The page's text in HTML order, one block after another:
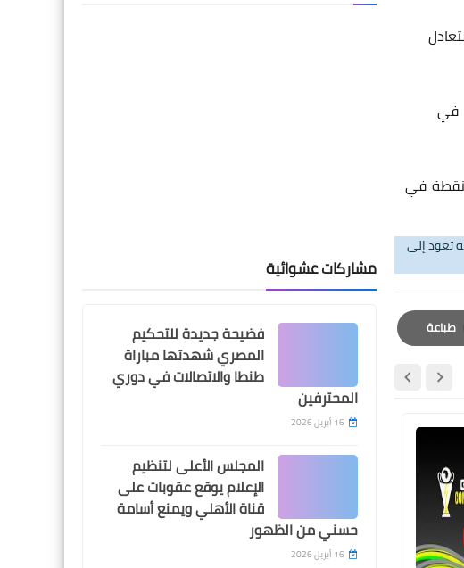
في
و بهذه النتيجة تكبد ليفربول هزيمته الاولى هذا الموسم و توقفت سلسلة انتصاراته ليتجمد رصيده عند 15 نقطة في
تعود إلى
طباعة
Print
مشاركات عشوائية
فضيحة جديدة للتحكيم
المصري شهدتها مباراة
طنطا والاتصالات في دوري
المحترفين
16 أبريل 2026
المجلس الأعلى لتنظيم
الإعلام يوقع عقوبات على
قناة الأهلي ويمنع أسامة
حسني من الظهور
16 أبريل 2026
ميدو يفضح الحكم محمد
معروف: فاجر مع الزمالك اكثر
من الزمالكاوية
اول رد من صلاح محسن على
التسريبات اللاأخلاقية التي